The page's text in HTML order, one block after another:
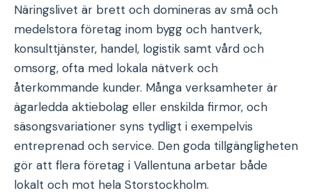
Näringslivet är brett och domineras av små och
medelstora företag inom bygg och hantverk,
konsulttjänster, handel, logistik samt vård och
omsorg, ofta med lokala nätverk och
återkommande kunder. Många verksamheter är
ägarledda aktiebolag eller enskilda firmor, och
säsongsvariationer syns tydligt i exempelvis
entreprenad och service. Den goda tillgängligheten
gör att flera företag i Vallentuna arbetar både
lokalt och mot hela Storstockholm.